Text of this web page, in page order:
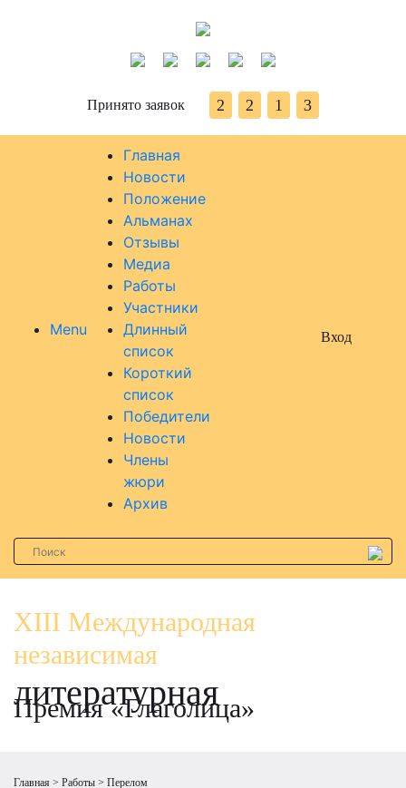
Принято заявок 2 2 1 3
Menu
Главная
Новости
Положение
Альманах
Отзывы
Медиа
Работы
Участники
Длинный
список
Короткий
список
Победители
Новости
Члены
жюри
Архив
Вход
XIII Международная
независимая
литературная
Премия «Глаголица»
Главная Работы Перелом